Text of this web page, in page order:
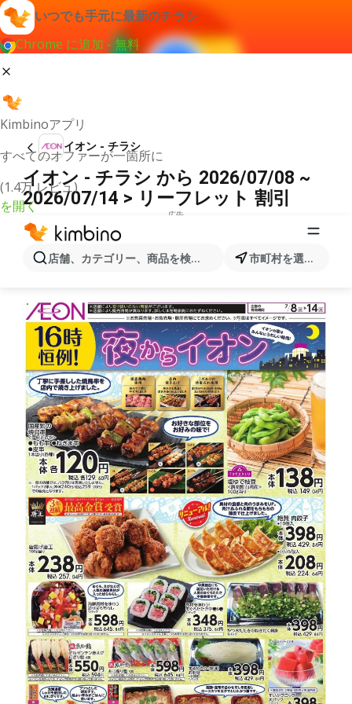
いつでも手元に最新のチラシ
Chrome に追加 - 無料
Kimbinoアプリ
すべてのオファーが一箇所に
(1.4万 レビュ)
を開く
店舗、カテゴリー、商品を検索... 市町村を選択します
イオン - チラシ
イオン - チラシ から 2026/07/08 ~
2026/07/14 > リーフレット 割引
広告